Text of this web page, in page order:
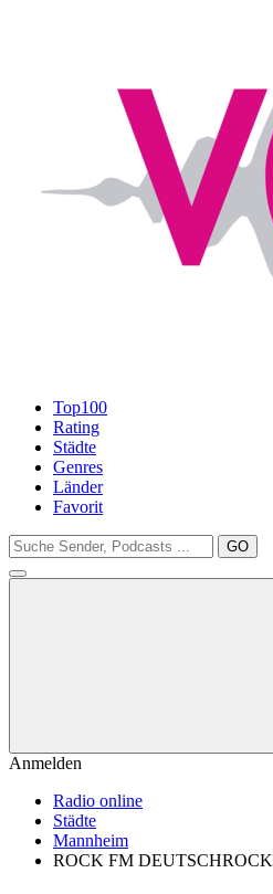
Top100
Rating
Städte
Genres
Länder
Favorit
GO
Anmelden
Radio online
Städte
Mannheim
ROCK FM DEUTSCHROCK